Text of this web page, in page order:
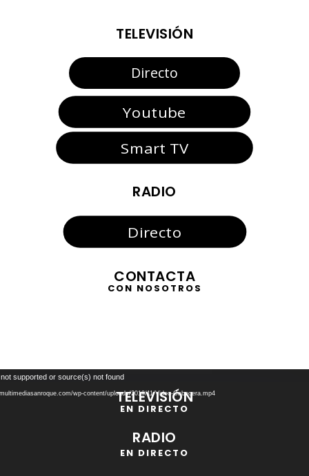
TELEVISIÓN
Directo
Youtube
Smart TV
RADIO
Directo
CONTACTA
CON NOSOTROS
Reproductor
de
supported or source(s) not found
wp-content/uploads/2019/11/Video-Cabecera.mp4
TELEVISIÓN
EN DIRECTO
RADIO
EN DIRECTO